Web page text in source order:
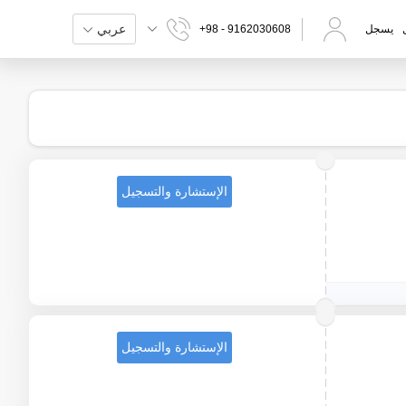
يسجل +98 - 9162030608 عربي
الإستشارة والتسجيل
الإستشارة والتسجيل